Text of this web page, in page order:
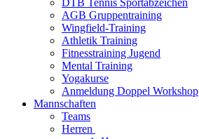
DTB Tennis Sportabzeichen
AGB Gruppentraining
Wingfield-Training
Athletik Training
Fitnesstraining Jugend
Mental Training
Yogakurse
Anmeldung Doppel Workshop
Mannschaften
Teams
Herren